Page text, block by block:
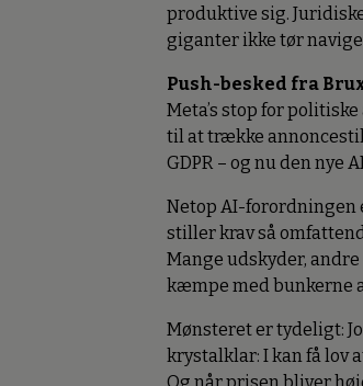
produktive sig.
giganter ikke tør
Push-besked fra
Meta’s stop for
til at trække
GDPR – og nu den nye
Netop AI-forordningen
stiller krav så
Mange udskyder,
kæmpe med bunkerne
Mønsteret er tydeligt:
krystalklar: I kan få lov